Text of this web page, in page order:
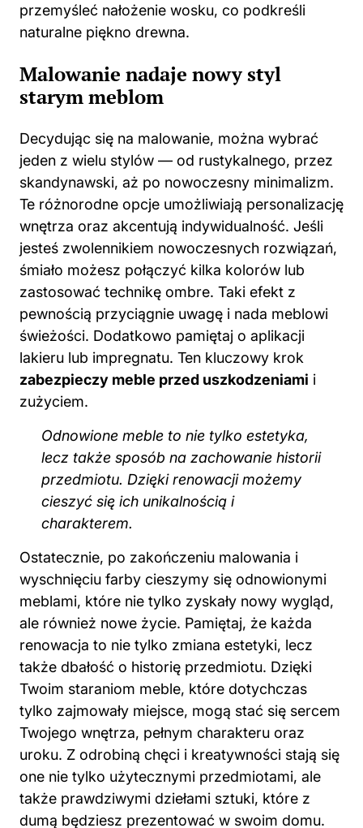
przemyśleć nałożenie wosku, co podkreśli
naturalne piękno drewna.
Malowanie nadaje nowy styl
starym meblom
Decydując się na malowanie, można wybrać
jeden z wielu stylów — od rustykalnego, przez
skandynawski, aż po nowoczesny minimalizm.
Te różnorodne opcje umożliwiają personalizację
wnętrza oraz akcentują indywidualność. Jeśli
jesteś zwolennikiem nowoczesnych rozwiązań,
śmiało możesz połączyć kilka kolorów lub
zastosować technikę ombre. Taki efekt z
pewnością przyciągnie uwagę i nada meblowi
świeżości. Dodatkowo pamiętaj o aplikacji
lakieru lub impregnatu. Ten kluczowy krok
zabezpieczy meble przed uszkodzeniami i
zużyciem.
Odnowione meble to nie tylko estetyka,
lecz także sposób na zachowanie historii
przedmiotu. Dzięki renowacji możemy
cieszyć się ich unikalnością i
charakterem.
Ostatecznie, po zakończeniu malowania i
wyschnięciu farby cieszymy się odnowionymi
meblami, które nie tylko zyskały nowy wygląd,
ale również nowe życie. Pamiętaj, że każda
renowacja to nie tylko zmiana estetyki, lecz
także dbałość o historię przedmiotu. Dzięki
Twoim staraniom meble, które dotychczas
tylko zajmowały miejsce, mogą stać się sercem
Twojego wnętrza, pełnym charakteru oraz
uroku. Z odrobiną chęci i kreatywności stają się
one nie tylko użytecznymi przedmiotami, ale
także prawdziwymi dziełami sztuki, które z
dumą będziesz prezentować w swoim domu.